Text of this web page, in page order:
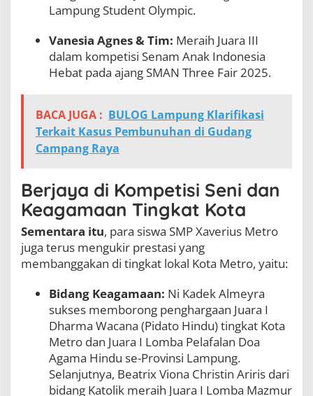
Lampung Student Olympic.
Vanesia Agnes & Tim: Meraih Juara III
dalam kompetisi Senam Anak Indonesia
Hebat pada ajang SMAN Three Fair 2025.
BACA JUGA : BULOG Lampung Klarifikasi
Terkait Kasus Pembunuhan di Gudang
Campang Raya
Berjaya di Kompetisi Seni dan
Keagamaan Tingkat Kota
Sementara itu, para siswa SMP Xaverius Metro
juga terus mengukir prestasi yang
membanggakan di tingkat lokal Kota Metro, yaitu:
Bidang Keagamaan: Ni Kadek Almeyra
sukses memborong penghargaan Juara I
Dharma Wacana (Pidato Hindu) tingkat Kota
Metro dan Juara I Lomba Pelafalan Doa
Agama Hindu se-Provinsi Lampung.
Selanjutnya, Beatrix Viona Christin Ariris dari
bidang Katolik meraih Juara I Lomba Mazmur